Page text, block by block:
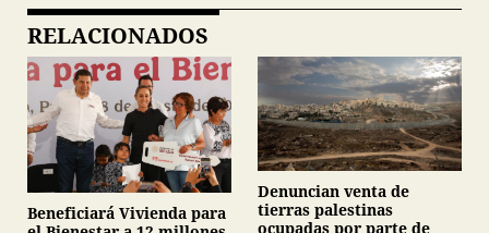
RELACIONADOS
Beneficiará Vivienda para
Denuncian venta de
tierras palestinas
ocupadas por parte de